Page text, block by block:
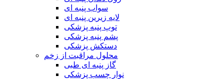
سواب پنبه ای
لایه زیرین پنبه ای
توپ پنبه پزشکی
پشم پنبه پزشکی
دستکش پزشکی
محلول مراقبت از زخم
گاز پنبه ای طبی
نوار چسب پزشکی